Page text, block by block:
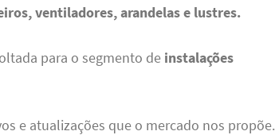
ventiladores, arandelas e lustres.
para o segmento de instalações
e atualizações que o mercado nos propõe.